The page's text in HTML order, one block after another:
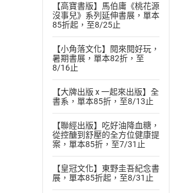
【高寶書版】馬伯庸《桃花源
沒事兒》系列延伸書展，單本
85折起，至8/25止
【小角落文化】閱來閱好玩，
暑期書展，單本82折，至
8/16止
【大牌出版 x 一起來出版】全
書系，單本85折，至8/13止
【聯經出版】吃好油降血糖，
從控醣到舒壓的全方位健康提
案，單本85折，至7/31止
【皇冠文化】東野圭吾紀念書
展，單本85折起，至8/31止